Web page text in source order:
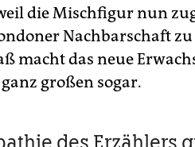
die Mischfigur nun
Nachbarschaft
macht das neue
großen sogar.